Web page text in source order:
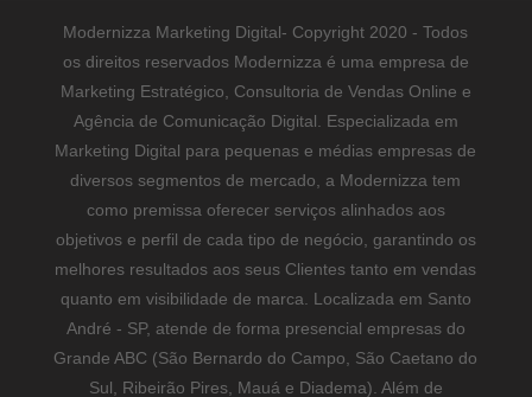
Modernizza Marketing Digital- Copyright 2020 - Todos
os direitos reservados Modernizza é uma empresa de
Marketing Estratégico, Consultoria de Vendas Online e
Agência de Comunicação Digital. Especializada em
Marketing Digital para pequenas e médias empresas de
diversos segmentos de mercado, a Modernizza tem
como premissa oferecer serviços alinhados aos
objetivos e perfil de cada tipo de negócio, garantindo os
melhores resultados aos seus Clientes tanto em vendas
quanto em visibilidade de marca. Localizada em Santo
André - SP, atende de forma presencial empresas do
Grande ABC (São Bernardo do Campo, São Caetano do
Sul, Ribeirão Pires, Mauá e Diadema). Além de